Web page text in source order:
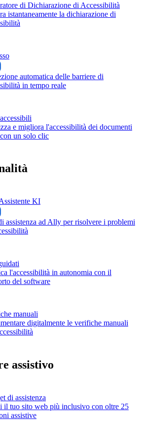
di Dichiarazione di Accessibilità
istantaneamente la dichiarazione di
automatica delle barriere di
in tempo reale
e migliora l'accessibilità dei documenti
un solo clic
KI
assistenza ad Ally per risolvere i problemi
l'accessibilità in autonomia con il
del software
manuali
digitalmente le verifiche manuali
assistivo
di assistenza
il tuo sito web più inclusivo con oltre 25
assistive